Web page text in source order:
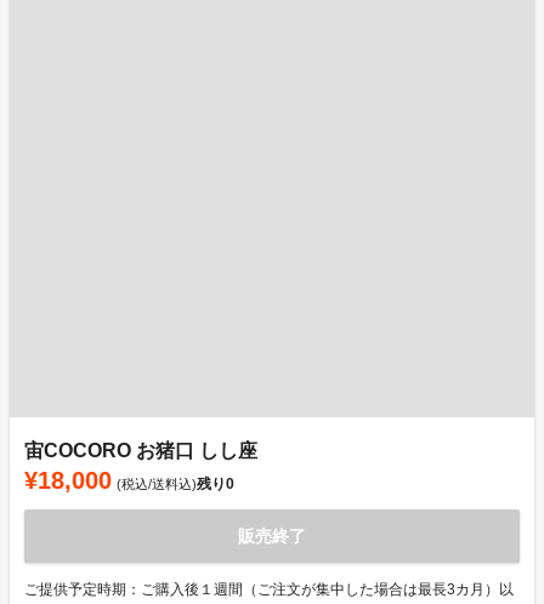
宙COCORO お猪口 しし座
¥18,000 (税込/送料込)残り0
販売終了
ご提供予定時期：ご購入後１週間（ご注文が集中した場合は最長3カ月）以